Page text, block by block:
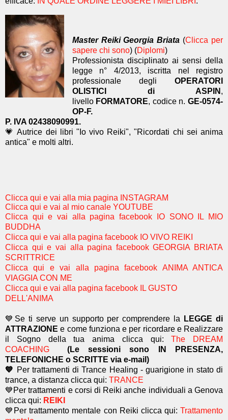
Master Reiki Georgia Briata (Clicca per
sapere chi sono) (Diplomi)
Professionista disciplinato ai sensi della
legge n° 4/2013, iscritta nel registro
professionale degli OPERATORI
OLISTICI di ASPIN ,
livello FORMATORE, codice n.GE-0574-
OP-F.
P. IVA 02438090991.
💗 Autrice dei libri "Io vivo Reiki", "Ricordati chi sei anima
antica" e molti altri.
Clicca qui e vai alla mia pagina INSTAGRAM
Clicca qui e vai al mio canale YOUTUBE
Clicca qui e vai alla pagina facebook IO SONO IL MIO
BUDDHA
Clicca qui e vai alla pagina facebook IO VIVO REIKI
Clicca qui e vai alla pagina facebook GEORGIA BRIATA
SCRITTRICE
Clicca qui e vai alla pagina facebook ANIMA ANTICA
VIAGGIA CON ME
Clicca qui e vai alla pagina facebook IL GUSTO
DELL'ANIMA
💙Se ti serve un supporto per comprendere la LEGGE di
ATTRAZIONEe come funziona e per ricordare e Realizzare
il Sogno della tua anima clicca qui:The DREAM
COACHING
(Le sessioni sono IN PRESENZA,
TELEFONICHE o SCRITTE via e-mail)
💙 Per trattamenti di Trance Healing - guarigione in stato di
trance, a distanza clicca qui: TRANCE
💙Per trattamenti e corsi di Reiki anche individuali a Genova
clicca qui: REIKI
💙Per trattamento mentale con Reiki clicca qui: Trattamento